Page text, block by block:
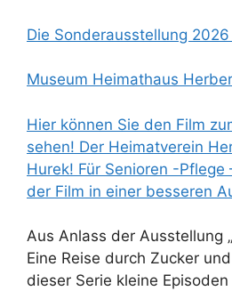
Die Sonderausstellung
Museum Heimathaus
Hier können Sie den Film
sehen! Der Heimatverein
Hurek! Für Senioren -Pflege
der Film in einer besseren
Aus Anlass der Ausstellung
Eine Reise durch Zucker
dieser Serie kleine